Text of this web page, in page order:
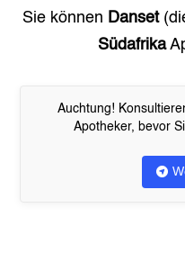
Sie können Danset
Südafrika
Auchtung!
Apotheker, bevor